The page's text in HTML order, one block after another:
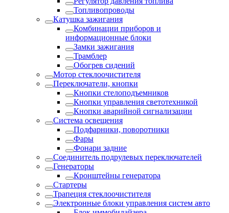
Топливопроводы
Катушка зажигания
Комбинации приборов и
информационные блоки
Замки зажигания
Трамблер
Обогрев сидений
Мотор стеклоочистителя
Переключатели, кнопки
Кнопки стелоподъемников
Кнопки управления светотехникой
Кнопки аварийной сигнализации
Система освещения
Подфарники, поворотники
Фары
Фонари задние
Соединитель подрулевых переключателей
Генераторы
Кронштейны генератора
Стартеры
Трапеция стеклоочистителя
Электронные блоки управления систем авто